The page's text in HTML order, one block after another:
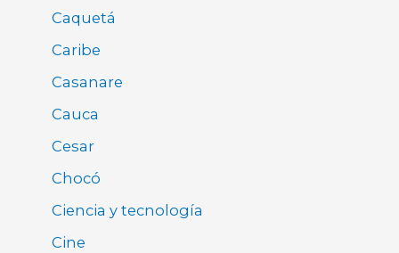
Caquetá
Caribe
Casanare
Cauca
Cesar
Chocó
Ciencia y tecnología
Cine